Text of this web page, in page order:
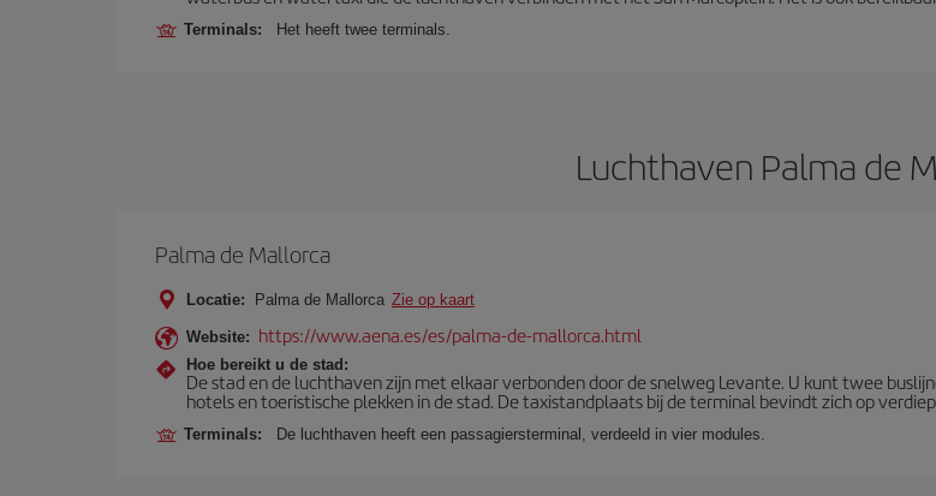
Terminals: Het heeft twee terminals.
Luchthaven Palma de
Palma de Mallorca
Locatie: Palma de Mallorca Zie op kaart
Website: https://www.aena.es/es/palma-de-mallorca.html
Hoe bereikt u de stad:
De stad en de luchthaven zijn met elkaar verbonden door de snelweg Levante. U kunt twee
hotels en toeristische plekken in de stad. De taxistandplaats bij de terminal bevindt zich op
Terminals: De luchthaven heeft een passagiersterminal, verdeeld in vier modules.